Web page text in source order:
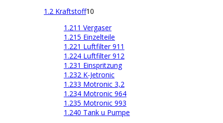
1.2 Kraftstoff10
1.211 Vergaser
1.215 Einzelteile
1.221 Luftfilter 911
1.224 Luftfilter 912
1.231 Einspritzung
1.232 K-Jetronic
1.233 Motronic 3,2
1.234 Motronic 964
1.235 Motronic 993
1.240 Tank u Pumpe